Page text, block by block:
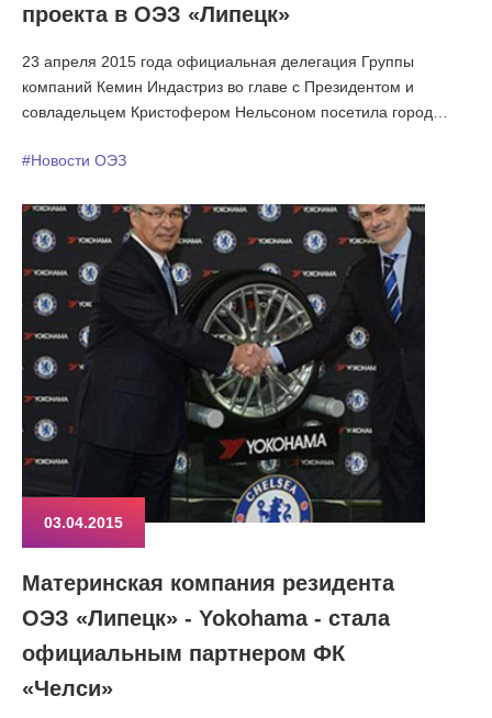
проекта в ОЭЗ «Липецк»
23 апреля 2015 года официальная делегация Группы
компаний Кемин Индастриз во главе с Президентом и
совладельцем Кристофером Нельсоном посетила город
#Новости ОЭЗ
03.04.2015
Материнская компания резидента
ОЭЗ «Липецк» - Yokohama - стала
официальным партнером ФК
«Челси»